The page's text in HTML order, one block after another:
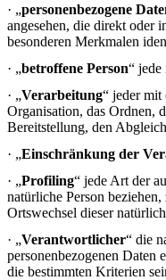
· „personenbezogene
angesehen, die direkt oder
besonderen Merkmalen
· „betroffene Person“ jede
· „Verarbeitung“ jeder mit
Organisation, das Ordnen,
Bereitstellung, den
· „Einschränkung der
· „Profiling“ jede Art der
natürliche Person
Ortswechsel dieser
· „Verantwortlicher“ die
personenbezogenen Daten
die bestimmten Kriterien